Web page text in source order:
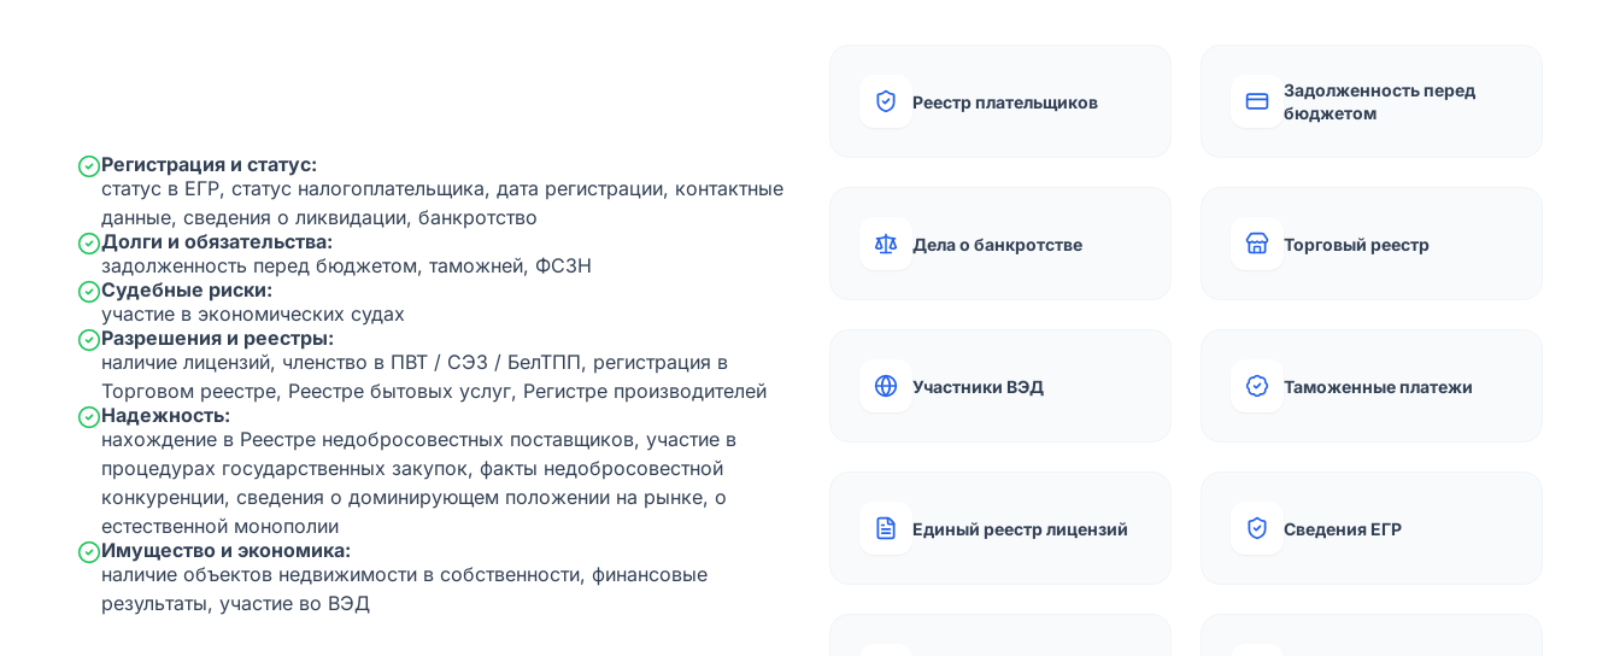
Регистрация и статус:
статус в ЕГР, статус налогоплательщика, дата регистрации, контактные
данные, сведения о ликвидации, банкротство
Долги и обязательства:
задолженность перед бюджетом, таможней, ФСЗН
Судебные риски:
участие в экономических судах
Разрешения и реестры:
наличие лицензий, членство в ПВТ / СЭЗ / БелТПП, регистрация в
Торговом реестре, Реестре бытовых услуг, Регистре производителей
Надежность:
нахождение в Реестре недобросовестных поставщиков, участие в
процедурах государственных закупок, факты недобросовестной
конкуренции, сведения о доминирующем положении на рынке, о
естественной монополии
Имущество и экономика:
наличие объектов недвижимости в собственности, финансовые
результаты, участие во ВЭД
Реестр плательщиков
Задолженность перед
бюджетом
Дела о банкротстве Торговый реестр
Участники ВЭД Таможенные платежи
Единый реестр лицензий Сведения ЕГР